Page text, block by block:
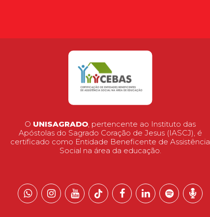
O UNISAGRADO, pertencente ao Instituto das
Apóstolas do Sagrado Coração de Jesus (IASCJ), é
certificado como Entidade Beneficente de Assistência
Social na área da educação.